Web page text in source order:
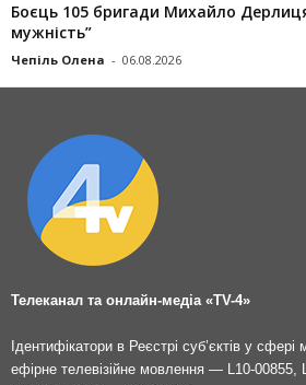
Боєць 105 бригади Михайло
мужність”
Чепіль Олена - 06.08.2026
Телеканал та онлайн-медіа «TV-4»
Ідентифікатори в Реєстрі суб’єктів у сфері
ефірне телевізійне мовлення — L10-00855,